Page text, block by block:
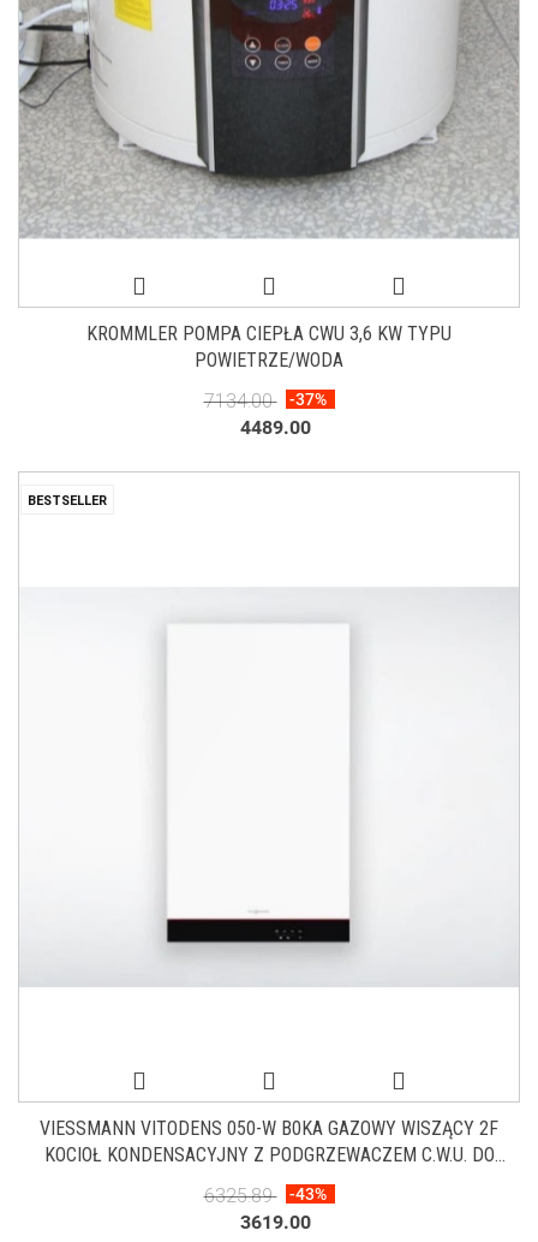
KROMMLER POMPA CIEPŁA CWU 3,6 KW TYPU
POWIETRZE/WODA
7134.00
-37%
4489.00
BESTSELLER
VIESSMANN VITODENS 050-W B0KA GAZOWY WISZĄCY 2F
KOCIOŁ KONDENSACYJNY Z PODGRZEWACZEM C.W.U. DO
SYSTEMU SPALINOWEGO 25 KW Z024665
6325.89 -43%
3619.00